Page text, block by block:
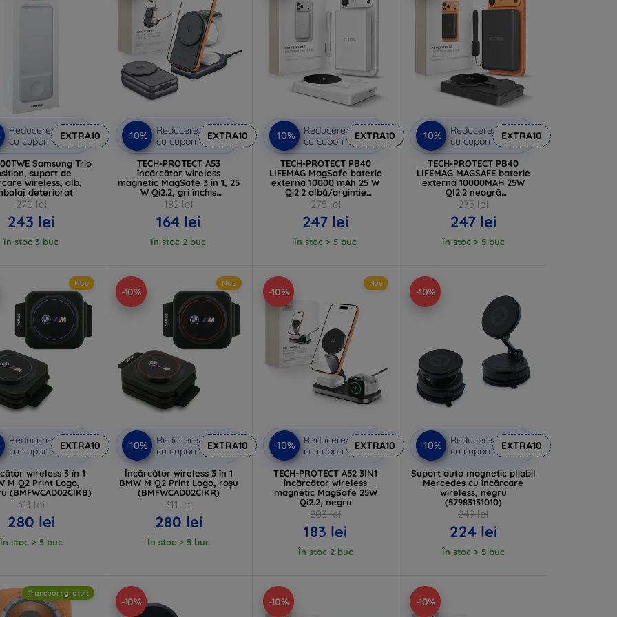
Reducere
cu cupon
EXTRA10
Samsung Trio
suport de
wireless, alb,
deteriorat
270 lei
243 lei
În stoc 3 buc
-10%
Reducere
cu cupon
EXTRA10
TECH-PROTECT A53
încărcător wireless
magnetic MagSafe 3 în 1, 25
W Qi2.2, gri închis
(5906302323890)
182 lei
164 lei
În stoc 2 buc
-10%
Reducere
cu cupon
EXTRA10
TECH-PROTECT PB40
LIFEMAG MagSafe baterie
externă 10000 mAh 25 W
Qi2.2 albă/argintie
(5906302339372)
275 lei
247 lei
În stoc > 5 buc
-10%
Reducere
cu cupon
EXTRA10
TECH-PROTECT PB40
LIFEMAG MAGSAFE baterie
externă 10000MAH 25W
QI2.2 neagră
(5906302392926)
275 lei
247 lei
În stoc > 5 buc
Nou
Reducere
cu cupon
EXTRA10
wireless 3 în 1
M Q2 Print Logo,
(BMFWCAD02CIKB)
311 lei
280 lei
În stoc > 5 buc
-10%
Nou
-10%
Reducere
cu cupon
EXTRA10
Încărcător wireless 3 în 1
BMW M Q2 Print Logo, roșu
(BMFWCAD02CIKR)
311 lei
280 lei
În stoc > 5 buc
-10%
Nou
-10%
Reducere
cu cupon
EXTRA10
TECH-PROTECT A52 3IN1
încărcător wireless
magnetic MagSafe 25W
Qi2.2, negru
203 lei
183 lei
În stoc 2 buc
-10%
-10%
Reducere
cu cupon
EXTRA10
Suport auto magnetic pliabil
Mercedes cu încărcare
wireless, negru
(57983131010)
249 lei
224 lei
În stoc > 5 buc
Transport gratuit
-10% -10% -10%